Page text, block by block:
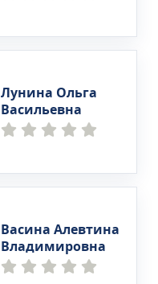
Лунина Ольга
Васильевна
Васина Алевтина
Владимировна